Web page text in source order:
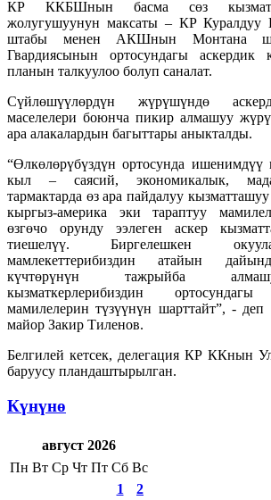
КР ККБШнын басма сөз кызматы
жолугушуунун максаты – КР Куралдуу
штабы менен АКШнын Монтана
Гвардиясынын ортосундагы аскердик
планын талкуулоо болуп саналат.
Сүйлөшүүлөрдүн жүрүшүндө
маселелери боюнча пикир алмашуу
ара алакалардын багыттары аныкталды.
“Өлкөлөрүбүздүн ортосунда
кыл – саясий, экономикалык,
тармактарда өз ара пайдалуу
кыргыз-америка эки тараптуу
өзгөчо орунду ээлеген аскер
тиешелүү. Биргелешкен
мамлекеттерибиздин атайын
күчтөрүнүн тажрыйба
кызматкерлерибиздин
мамилелерин түзүүнүн шарттайт”, - деп
майор Закир Тиленов.
Белгилей кетсек, делегация КР ККнын
баруусу пландаштырылган.
Күнүнө
август 2026
Пн Вт Ср Чт Пт Сб Вс
1
2